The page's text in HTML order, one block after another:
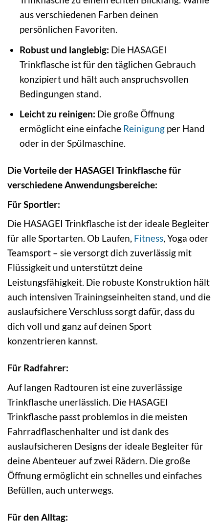
aus verschiedenen Farben deinen
persönlichen Favoriten.
Robust und langlebig: Die HASAGEI
Trinkflasche ist für den täglichen Gebrauch
konzipiert und hält auch anspruchsvollen
Bedingungen stand.
Leicht zu reinigen: Die große Öffnung
ermöglicht eine einfache Reinigungper Hand
oder in der Spülmaschine.
Die Vorteile der HASAGEI Trinkflasche für
verschiedene Anwendungsbereiche:
Für Sportler:
Die HASAGEI Trinkflasche ist der ideale Begleiter
für alle Sportarten. Ob Laufen, Fitness, Yoga oder
Teamsport – sie versorgt dich zuverlässig mit
Flüssigkeit und unterstützt deine
Leistungsfähigkeit. Die robuste Konstruktion hält
auch intensiven Trainingseinheiten stand, und die
auslaufsichere Verschluss sorgt dafür, dass du
dich voll und ganz auf deinen Sport
konzentrieren kannst.
Für Radfahrer:
Auf langen Radtouren ist eine zuverlässige
Trinkflasche unerlässlich. Die HASAGEI
Trinkflasche passt problemlos in die meisten
Fahrradflaschenhalter und ist dank des
auslaufsicheren Designs der ideale Begleiter für
deine Abenteuer auf zwei Rädern. Die große
Öffnung ermöglicht ein schnelles und einfaches
Befüllen, auch unterwegs.
Für den Alltag: